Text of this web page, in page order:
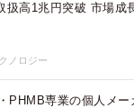
扱高1兆円突破 市場成
ノロジー
PHMB専業の個人メ